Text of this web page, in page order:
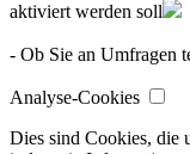
aktiviert werden soll
- Ob Sie an Umfragen
Analyse-Cookies
Dies sind Cookies, die